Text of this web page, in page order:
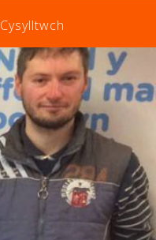
Cysylltwch